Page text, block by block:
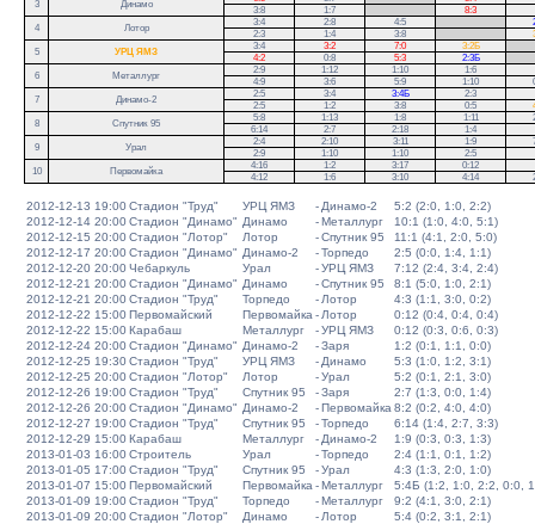
3
Динамо
3:8
1:7
8:3
4
Лотор
3:4 2:8 4:5
2:3
1:4 3:8
5
УРЦ ЯМЗ
3:4 3:2 7:0 3:2Б
4:2
0:8 5:3 2:3Б
6
Металлург
2:9 1:12 1:10
1:6
4:9
3:6 5:9 1:10
7
Динамо-2
2:5 3:4 3:4Б
2:3
2:5
1:2 3:8 0:5
8
Спутник 95
5:8 1:13 1:8 1:11
6:14
2:7 2:18
1:4
9
Урал
2:4 2:10 3:11 1:9
2:9
1:10 1:10
2:5
10
Первомайка
4:16 1:2 3:17
0:12
4:12
1:6 3:10 4:14
2012-12-13 19:00Стадион "Труд" УРЦ ЯМЗ - Динамо-2
5:2 (2:0, 1:0, 2:2)
2012-12-14 20:00Стадион "Динамо" Динамо -Металлург
10:1 (1:0, 4:0, 5:1)
2012-12-15 20:00Стадион "Лотор" Лотор -Спутник 95
11:1 (4:1, 2:0, 5:0)
2012-12-17 20:00Стадион "Динамо" Динамо-2 -Торпедо
2:5 (0:0, 1:4, 1:1)
2012-12-20 20:00Чебаркуль Урал -УРЦ ЯМЗ
7:12 (2:4, 3:4, 2:4)
2012-12-21 20:00Стадион "Динамо" Динамо -Спутник 95
8:1 (5:0, 1:0, 2:1)
2012-12-21 20:00Стадион "Труд" Торпедо - Лотор
4:3 (1:1, 3:0, 0:2)
2012-12-22 15:00Первомайский Первомайка - Лотор
0:12 (0:4, 0:4, 0:4)
2012-12-22 15:00Карабаш Металлург -УРЦ ЯМЗ
0:12 (0:3, 0:6, 0:3)
2012-12-24 20:00Стадион "Динамо" Динамо-2 -Заря
1:2 (0:1, 1:1, 0:0)
2012-12-25 19:30Стадион "Труд" УРЦ ЯМЗ - Динамо
5:3 (1:0, 1:2, 3:1)
2012-12-25 20:00Стадион "Лотор" Лотор -Урал
5:2 (0:1, 2:1, 3:0)
2012-12-26 19:00Стадион "Труд" Спутник 95 -Заря
2:7 (1:3, 0:0, 1:4)
2012-12-26 20:00Стадион "Динамо" Динамо-2 -Первомайка 8:2 (0:2, 4:0, 4:0)
2012-12-27 19:00Стадион "Труд" Спутник 95 -Торпедо
6:14 (1:4, 2:7, 3:3)
2012-12-29 15:00Карабаш Металлург - Динамо-2
1:9 (0:3, 0:3, 1:3)
2013-01-03 16:00Строитель Урал -Торпедо
2:4 (1:1, 0:1, 1:2)
2013-01-05 17:00Стадион "Труд" Спутник 95 -Урал
4:3 (1:3, 2:0, 1:0)
2013-01-07 15:00Первомайский Первомайка -Металлург
5:4Б (1:2, 1:0, 2:2, 0:0,
2013-01-09 19:00Стадион "Труд" Торпедо -Металлург
9:2 (4:1, 3:0, 2:1)
2013-01-09 20:00Стадион "Лотор" Динамо - Лотор
5:4 (0:2, 3:1, 2:1)